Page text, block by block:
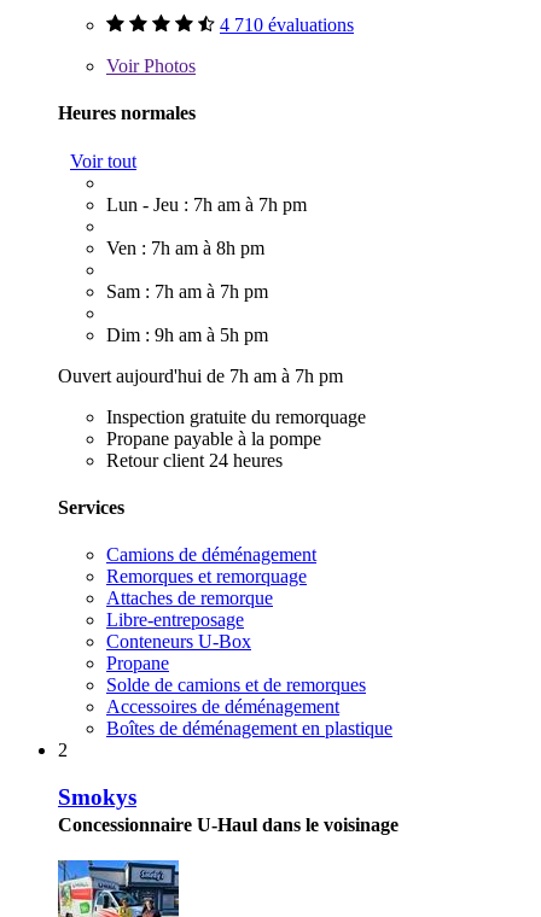
4 710 évaluations
VoirPhotos
Heures normales
Voir tout
Lun - Jeu : 7h am à 7h pm
Ven : 7h am à 8h pm
Sam : 7h am à 7h pm
Dim : 9h am à 5h pm
Ouvert aujourd'hui de 7h am à 7h pm
Inspection gratuite du remorquage
Propane payable à la pompe
Retour client 24 heures
Services
Camions de déménagement
Remorques et remorquage
Attaches de remorque
Libre-entreposage
Conteneurs U-Box
Propane
Solde de camions et de remorques
Accessoires de déménagement
Boîtes de déménagement en plastique
2
Smokys
Concessionnaire U-Haul dans le voisinage